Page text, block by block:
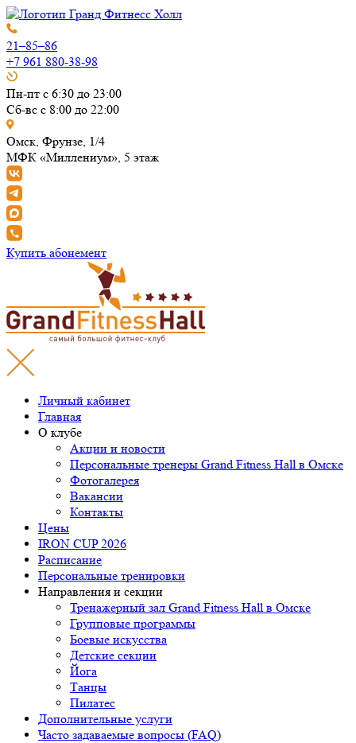
21–85–86
+7 961 880-38-98
Пн-пт с 6:30 до 23:00
Сб-вс с 8:00 до 22:00
Омск, Фрунзе, 1/4
МФК «Миллениум», 5 этаж
Купить абонемент
Личный кабинет
Главная
О клубе
Акции и новости
Персональные тренеры Grand Fitness Hallв Омске
Фотогалерея
Вакансии
Контакты
Цены
IRON CUP 2026
Расписание
Персональные тренировки
Направления и секции
Тренажерный зал Grand Fitness Hall в Омске
Групповые программы
Боевые искусства
Детские секции
Йога
Танцы
Пилатес
Дополнительные услуги
Часто задаваемые вопросы (FAQ)